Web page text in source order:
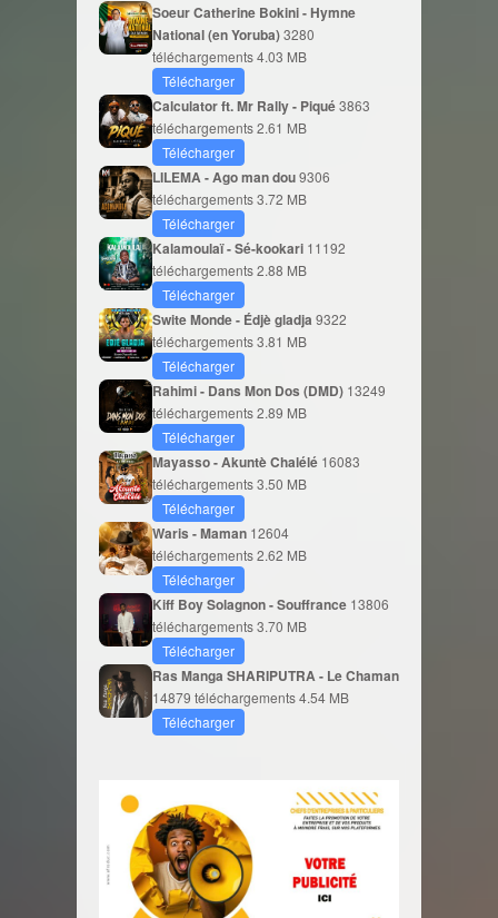
Soeur Catherine Bokini - Hymne
National (en Yoruba)3280
téléchargements4.03 MB
Télécharger
Calculator ft. Mr Rally - Piqué3863
téléchargements2.61 MB
Télécharger
LILEMA - Ago man dou9306
téléchargements3.72 MB
Télécharger
Kalamoulaï - Sé-kookari 11192
téléchargements2.88 MB
Télécharger
Swite Monde - Édjè gladja 9322
téléchargements3.81 MB
Télécharger
Rahimi - Dans Mon Dos (DMD) 13249
téléchargements2.89 MB
Télécharger
Mayasso - Akuntè Chalélé 16083
téléchargements3.50 MB
Télécharger
Waris - Maman 12604
téléchargements2.62 MB
Télécharger
Kiff Boy Solagnon - Souffrance 13806
téléchargements3.70 MB
Télécharger
Ras Manga SHARIPUTRA - Le Chaman
14879 téléchargements4.54 MB
Télécharger